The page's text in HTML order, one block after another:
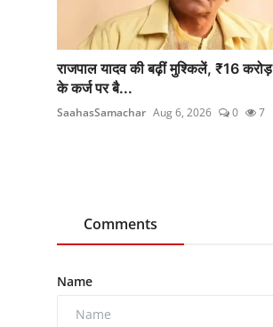
राजपाल यादव की बढ़ीं मुश्किलें, ₹16 करोड़
के कर्ज पर बै...
SaahasSamachar Aug 6, 2026 0 7
Comments
Name